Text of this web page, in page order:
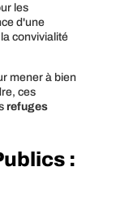
les
d'une
convivialité
mener à bien
ces
refuges
: